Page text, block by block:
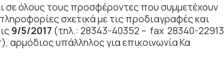
όλους τους προσφέροντες που συμμετέχουν
σχετικά με τις προδιαγραφές και
9/5/2017 (τηλ.: 28343-40352 – fax 28340-22913
υπάλληλος για επικοινωνία Κα